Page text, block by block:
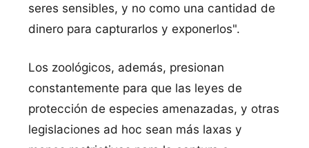
seres sensibles, y no como una cantidad de
dinero para capturarlos y exponerlos".
Los zoológicos, además, presionan
constantemente para que las leyes de
protección de especies amenazadas, y otras
legislaciones ad hoc sean más laxas y